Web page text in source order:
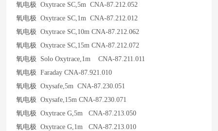
氧电极 Oxytrace SC,5m CNA-87.212.052
氧电极 Oxytrace SC,1m CNA-87.212.012
氧电极 Oxytrace SC,10m CNA-87.212.062
氧电极 Oxytrace SC,15m CNA-87.212.072
氧电极 Solo Oxytrace,1m CNA-87.211.011
氧电极 Faraday CNA-87.921.010
氧电极 Oxysafe,5m CNA-87.230.051
氧电极 Oxysafe,15m CNA-87.230.071
氧电极 Oxytrace G,5m CNA-87.213.050
氧电极 Oxytrace G,1m CNA-87.213.010